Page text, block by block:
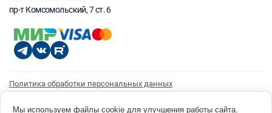
пр-т Комсомольский, 7 ст. 6
Политика обработки персональных данных
Согласие на получение рассылки
Мы используем файлы cookie для улучшения работы сайта.